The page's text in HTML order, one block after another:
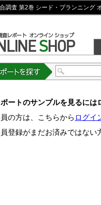
調査 第2巻 シード・プランニング
ポートのサンプルを見るには
の方は、こちらから ログイ
登録がまだお済みではない